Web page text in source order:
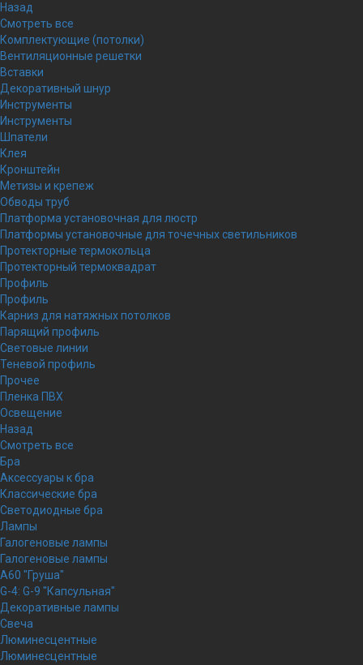
Назад
Смотреть все
Комплектующие (потолки)
Вентиляционные решетки
Вставки
Декоративный шнур
Инструменты
Инструменты
Шпатели
Клея
Кронштейн
Метизы и крепеж
Обводы труб
Платформа установочная для люстр
Платформы установочные для точечных светильников
Протекторные термокольца
Протекторный термоквадрат
Профиль
Профиль
Карниз для натяжных потолков
Парящий профиль
Световые линии
Теневой профиль
Прочее
Пленка ПВХ
Освещение
Назад
Смотреть все
Бра
Аксессуары к бра
Классические бра
Светодиодные бра
Лампы
Галогеновые лампы
Галогеновые лампы
A60 "Груша"
G-4: G-9 "Капсульная"
Декоративные лампы
Свеча
Люминесцентные
Люминесцентные